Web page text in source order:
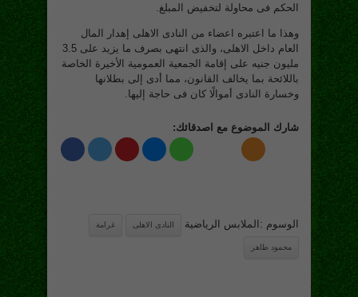
الحكم فى محاولة لتخفيض المبلغ.
وهذا ما اعتبره اعضاء من النادى الاهلى إهدار المال
العام داخل الاهلى، والذى انتهى بصرف ما يزيد على 3.5
مليون جنيه على إقامة الجمعية العمومية الأخيرة الخاصة
باللائحة بما يخالف القانون، مما أدى إلى بطلانها
وخسارة النادى أموالًا كان فى حاجة إليها.
شارك الموضوع مع اصدقائك:
الوسوم :الملابس الرياضية النادى الاهلى غرامة
محمود طاهر